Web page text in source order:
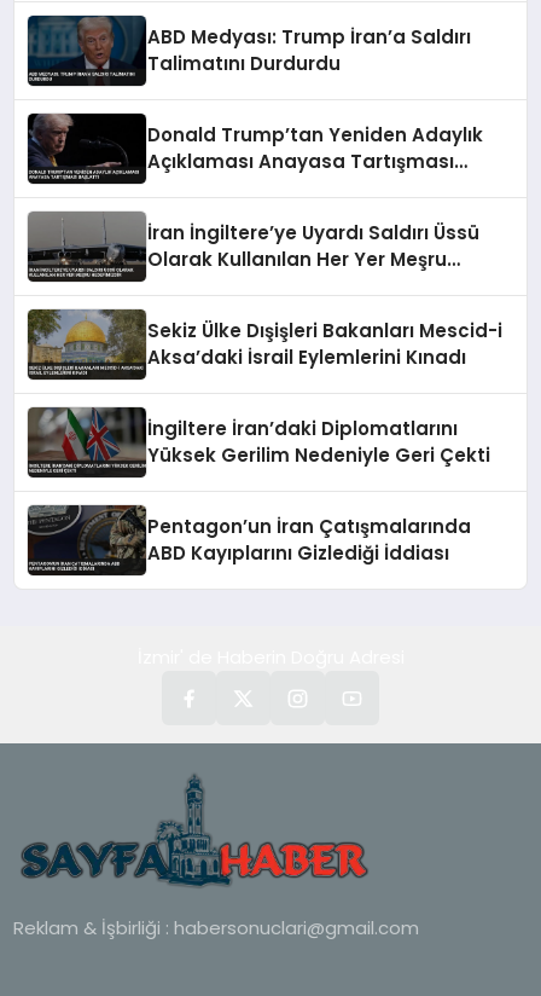
ABD Medyası: Trump İran’a Saldırı
Talimatını Durdurdu
Donald Trump’tan Yeniden Adaylık
Açıklaması Anayasa Tartışması
İran İngiltere’ye Uyardı Saldırı Üssü
Olarak Kullanılan Her Yer Meşru
Sekiz Ülke Dışişleri Bakanları Mescid-i
Aksa’daki İsrail Eylemlerini Kınadı
İngiltere İran’daki Diplomatlarını
Yüksek Gerilim Nedeniyle Geri Çekti
Pentagon’un İran Çatışmalarında
ABD Kayıplarını Gizlediği İddiası
Reklam & İşbirliği : habersonuclari@gmail.com